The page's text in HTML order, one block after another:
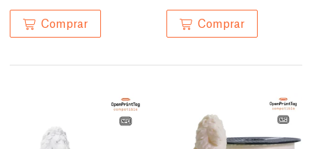
Comprar Comprar